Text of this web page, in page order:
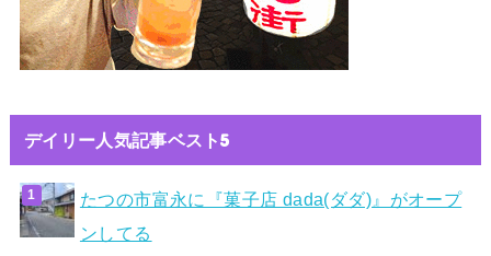
デイリー人気記事ベスト5
たつの市富永に『菓子店 dada(ダダ)』がオープ
ンしてる